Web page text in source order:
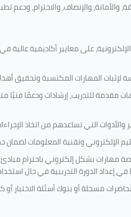
والإنصاف، والاحترام،
على معايير أكاديمية
لإثبات المهارات المكتسبة وتحقيق
للتدريب، إرشادات ودعمًا فنيًا
التي تساعدهم من اتخاذ
وتقنية المعلومات لضمان
مهارات بشكل إلكتروني باحترام
إعداد الدورة التدريبية في حال
مسجلة أو بنوك أسئلة الاختبار